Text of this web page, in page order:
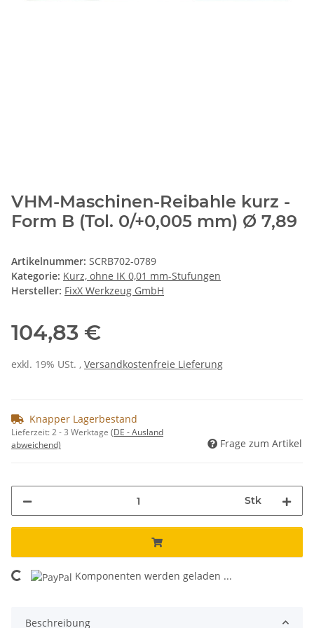
VHM-Maschinen-Reibahle kurz -
Form B (Tol. 0/+0,005 mm) Ø 7,89
Artikelnummer: SCRB702-0789
Kategorie: Kurz, ohne IK 0,01 mm-Stufungen
Hersteller: FixX Werkzeug GmbH
104,83 €
exkl. 19% USt. , Versandkostenfreie Lieferung
Knapper Lagerbestand
Lieferzeit:2 - 3 Werktage (DE - Ausland
abweichend)
Frage zum Artikel
Stk
Loading... Komponenten werden geladen ...
Beschreibung